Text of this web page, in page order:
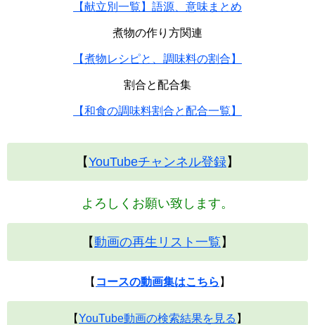
【献立別一覧】語源、意味まとめ
煮物の作り方関連
【煮物レシピと、調味料の割合】
割合と配合集
【和食の調味料割合と配合一覧】
【YouTubeチャンネル登録】
よろしくお願い致します。
【動画の再生リスト一覧 】
【 コースの動画集はこちら 】
【YouTube動画の検索結果を見る 】